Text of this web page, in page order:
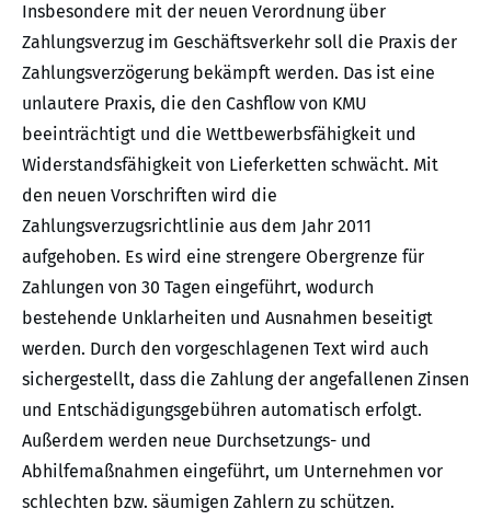
Insbesondere mit der neuen Verordnung über
Zahlungsverzug im Geschäftsverkehr soll die Praxis der
Zahlungsverzögerung bekämpft werden. Das ist eine
unlautere Praxis, die den Cashflow von KMU
beeinträchtigt und die Wettbewerbsfähigkeit und
Widerstandsfähigkeit von Lieferketten schwächt. Mit
den neuen Vorschriften wird die
Zahlungsverzugsrichtlinie aus dem Jahr 2011
aufgehoben. Es wird eine strengere Obergrenze für
Zahlungen von 30 Tagen eingeführt, wodurch
bestehende Unklarheiten und Ausnahmen beseitigt
werden. Durch den vorgeschlagenen Text wird auch
sichergestellt, dass die Zahlung der angefallenen Zinsen
und Entschädigungsgebühren automatisch erfolgt.
Außerdem werden neue Durchsetzungs- und
Abhilfemaßnahmen eingeführt, um Unternehmen vor
schlechten bzw. säumigen Zahlern zu schützen.